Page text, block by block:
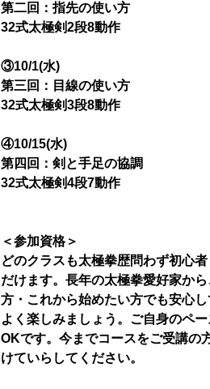
第二回：指先の使い方
32式太極剣2段8動作
③10/1(水)
第三回：目線の使い方
32式太極剣3段8動作
④10/15(水)
第四回：剣と手足の協調
32式太極剣4段7動作
＜参加資格＞
どのクラスも太極拳歴問わず初心
だけます。長年の太極拳愛好家か
方・これから始めたい方でも安心
よく楽しみましょう。ご自身のペ
OKです。今までコースをご受講の
けていらしてください。